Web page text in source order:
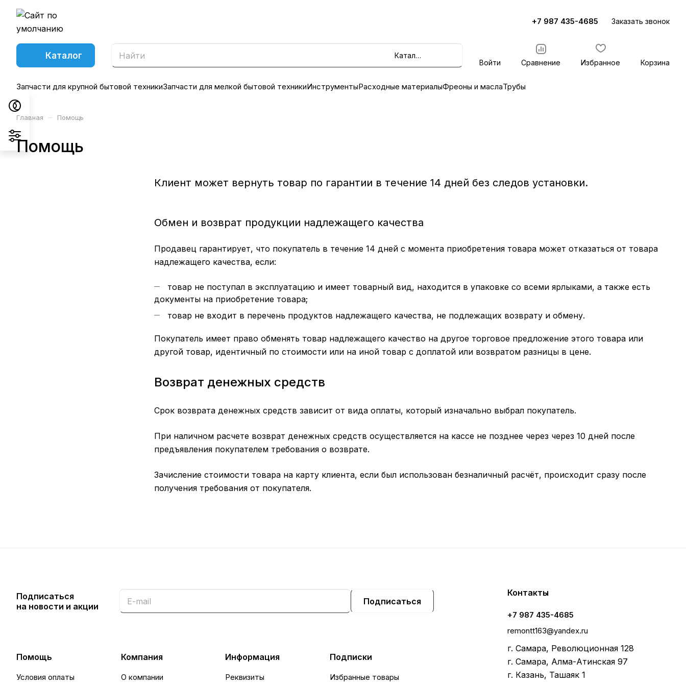
+7 987 435-4685 Заказать звонок
Каталог
Каталог
Войти
Сравнение Избранное Корзина
Запчасти для крупной бытовой техникиЗапчасти для мелкой бытовой техникиИнструментыРасходные материалыФреоны и маслаТрубы
Главная – Помощь
Помощь
Клиент может вернуть товар по гарантии в течение 14 дней без следов установки.
Обмен и возврат продукции надлежащего качества
Продавец гарантирует, что покупатель в течение 14 дней с момента приобретения товара может отказаться от товара
надлежащего качества, если:
товар не поступал в эксплуатацию и имеет товарный вид, находится в упаковке со всеми ярлыками, а также есть
документы на приобретение товара;
товар не входит в перечень продуктов надлежащего качества, не подлежащих возврату и обмену.
Покупатель имеет право обменять товар надлежащего качество на другое торговое предложение этого товара или
другой товар, идентичный по стоимости или на иной товар с доплатой или возвратом разницы в цене.
Возврат денежных средств
Срок возврата денежных средств зависит от вида оплаты, который изначально выбрал покупатель.
При наличном расчете возврат денежных средств осуществляется на кассе не позднее через через 10 дней после
предъявления покупателем требования о возврате.
Зачисление стоимости товара на карту клиента, если был использован безналичный расчёт, происходит сразу после
получения требования от покупателя.
Подписаться
на новости и акции
Подписаться
Помощь
Условия оплаты
Компания
О компании
Информация
Реквизиты
Подписки
Избранные товары
Контакты
+7 987 435-4685
remontt163@yandex.ru
г. Самара, Революционная 128
г. Самара, Алма-Атинская 97
г. Казань, Ташаяк 1